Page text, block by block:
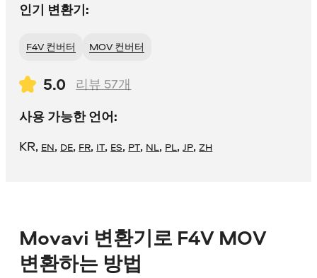
인기 변환기:
F4V 컨버터 MOV 컨버터
5.0 리뷰 57개
사용 가능한 언어:
KR, EN, DE, FR, IT, ES, PT, NL, PL,JP,ZH
Movavi 변환기로 F4V MOV
변환하는 방법